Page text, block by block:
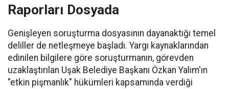
Raporları Dosyada
Genişleyen soruşturma dosyasının dayanaktığı temel
deliller de netleşmeye başladı. Yargı kaynaklarından
edinilen bilgilere göre soruşturmanın, görevden
uzaklaştırılan Uşak Belediye Başkanı Özkan Yalım'ın
"etkin pişmanlık" hükümleri kapsamında verdiği